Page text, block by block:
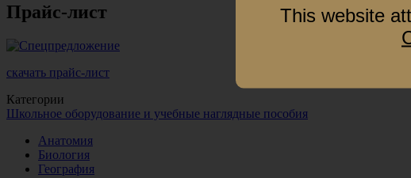
Прайс-лист
скачать прайс-лист
Категории
Школьное оборудование и учебные наглядные пособия
Анатомия
Биология
География
This website